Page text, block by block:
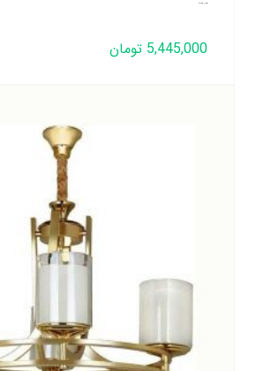
لوستر لهستانی مدل دورینگ 5 شعله
5,445,000 تومان